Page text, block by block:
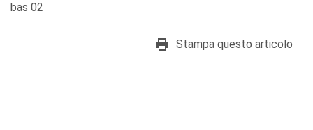
bas 02
Stampa questo articolo